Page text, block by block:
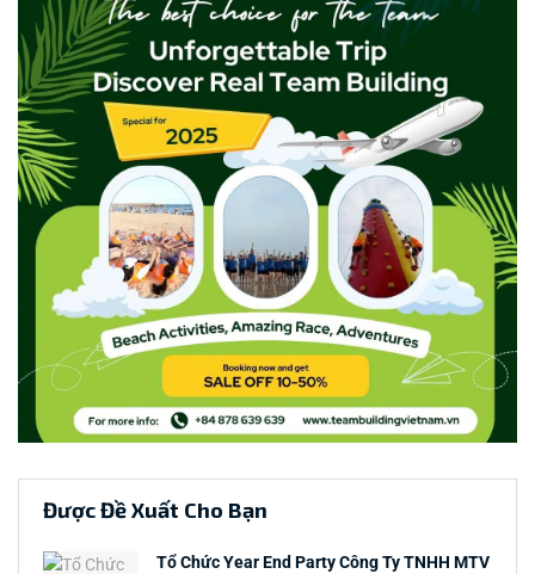
Được Đề Xuất Cho Bạn
Tổ Chức Year End Party Công Ty TNHH MTV